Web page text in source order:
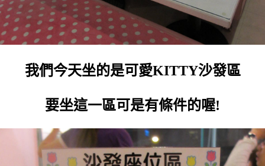
我們今天坐的是可愛KITTY沙發區
要坐這一區可是有條件的喔!